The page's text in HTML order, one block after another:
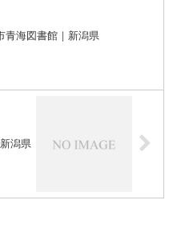
青海図書館｜新潟県
潟県